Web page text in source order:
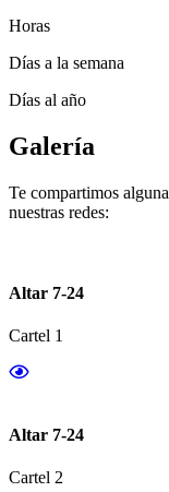
Horas
Días a la semana
Días al año
Galería
Te compartimos
nuestras redes:
Altar 7-24
Cartel 1
Altar 7-24
Cartel 2